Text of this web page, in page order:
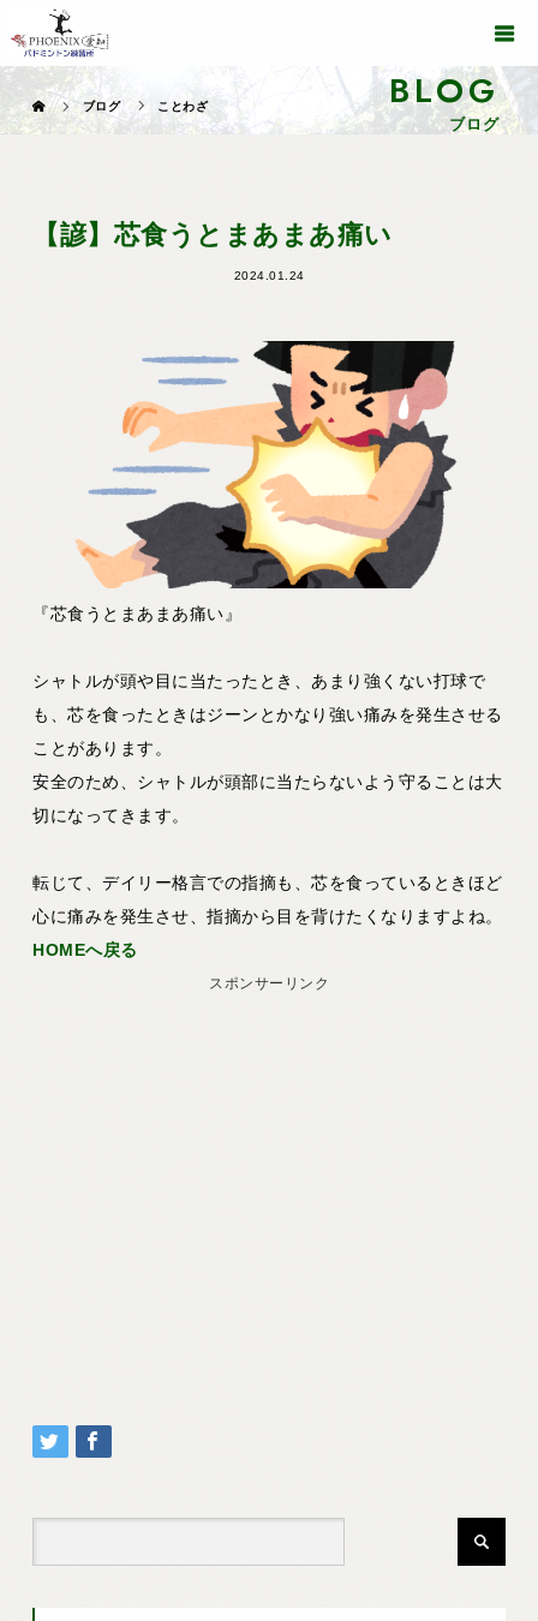
BLOG
ブログ
ブログ ことわざ
【諺】芯食うとまあまあ痛い
2024.01.24
『芯食うとまあまあ痛い』
シャトルが頭や目に当たったとき、あまり強くない打球で
も、芯を食ったときはジーンとかなり強い痛みを発生させる
ことがあります。
安全のため、シャトルが頭部に当たらないよう守ることは大
切になってきます。
転じて、デイリー格言での指摘も、芯を食っているときほど
心に痛みを発生させ、指摘から目を背けたくなりますよね。
HOMEへ戻る
スポンサーリンク